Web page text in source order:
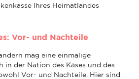
Ihres Heimatlandes
Vor- und Nachteile
mag eine einmalige
in der Nation des Käses und des
Vor- und Nachteile. Hier sind